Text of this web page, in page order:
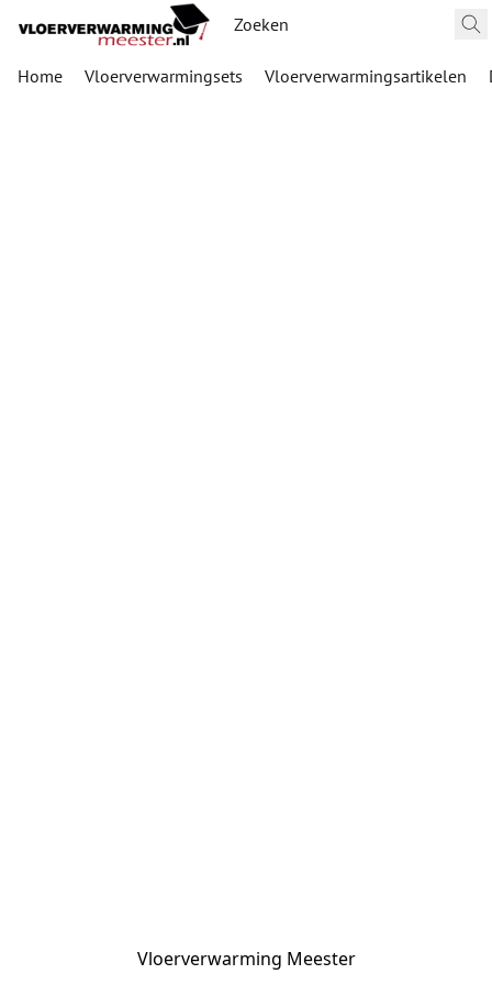
Home Vloerverwarmingsets Vloerverwarmingsartikelen
Vloerverwarming Meester